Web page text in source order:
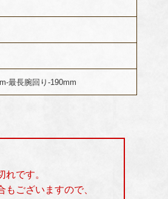
最長腕回り-190mm
です。
ございますので、